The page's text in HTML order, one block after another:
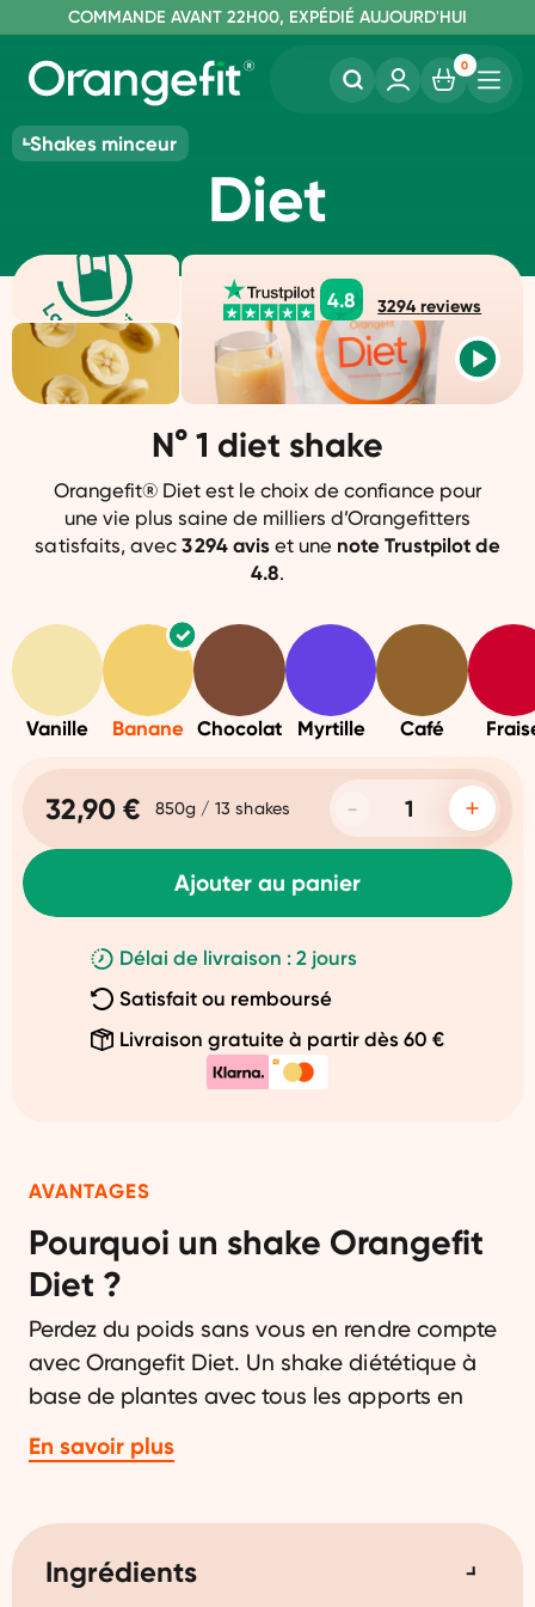
SANS LACTOSE ET SUCRALOSE
COMMANDE AVANT 22H00, EXPÉDIÉ AUJOURD'HUI
LIVRAISON GRATUITE À PARTIR DE 60€
0
Shakes minceur
Diet
4.8 3294 reviews
N° 1 diet shake
Orangefit® Diet est le choix de confiance pour
une vie plus saine de milliers d’Orangefitters
satisfaits, avec3 294 avis et une note Trustpilot de
4.8.
Vanille Banane Chocolat Myrtille Café
32,90 € 850g / 13 shakes
Ajouter au panier
Délai de livraison : 2 jours
Satisfait ou remboursé
Livraison gratuite à partir dès 60 €
AVANTAGES
Pourquoi un shake Orangefit
Diet ?
Perdez du poids sans vous en rendre compte
avec Orangefit Diet. Un shake diététique à
base de plantes avec tous les apports en
besoin. Avec du thé vert stimulant et des
pour remplacer votre petit-déjeuner, votre
déjeuner ou votre dîner quotidien, et tout
aussi savoureux.
En savoir plus
Ingrédients